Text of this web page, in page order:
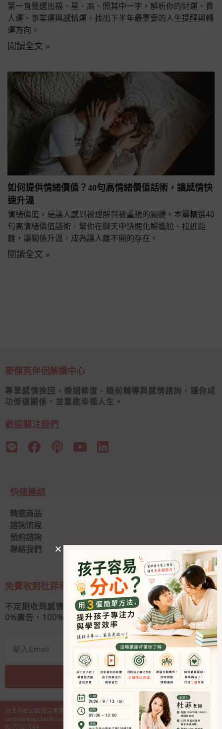
第一直覺選出福、星、高、照其中一字，解析你的財運、貴
人運、事業運與感情運，找出下半年最重要的人生提醒與轉
運方向。
閱讀全文 »
如何提供情緒價值？40句高情緒價值話術，讓感情快
速升溫
情緒價值，是讓人感到被理解與被重視的關鍵。本篇精選40
句高情緒價值話術，幫你在聊天中快速化解尷尬、拉近距
離，讓關係升溫，成為讓人離不開的存在。
閱讀全文 »
麥傑克伴侶解讀中心
專業感情挽回、婚姻修復、婚前輔導與感情諮詢，讓你成
功修復關係、並重啟幸福人生。
歡迎關注我們
快速連結
精選商品
諮詢流程
預約諮詢
聯絡我們
免費收到杜菲老師的私人信
不定期收到感情秘訣和婚姻經營心法
0%廣告，100%好內容
我要收信
l
t
e
台北市松山區南京東路四段130號2樓之1
service@magicfamily.com.tw
02-7752-7664